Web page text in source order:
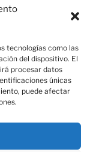
tecnologías como las
del dispositivo. El
procesar datos
únicas
puede afectar